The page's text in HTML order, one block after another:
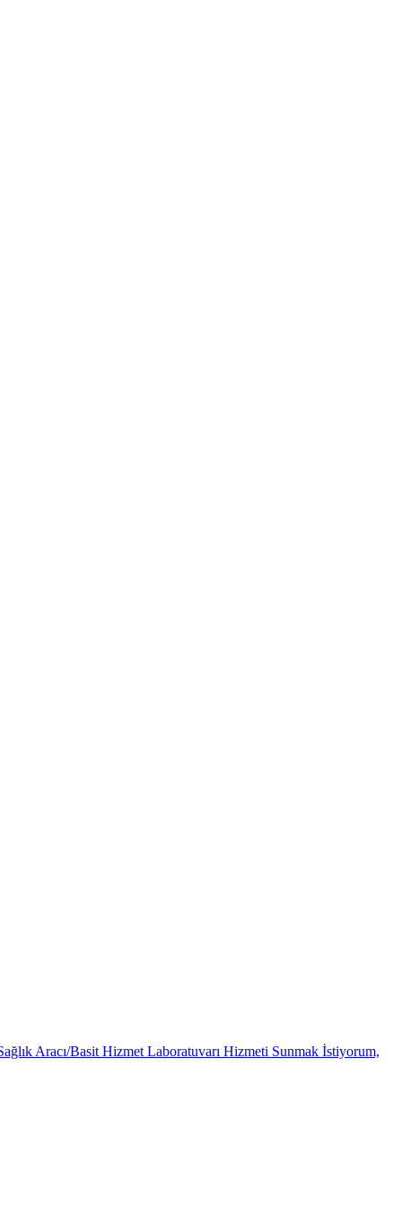
Aracı/Basit Hizmet Laboratuvarı Hizmeti Sunmak İstiyorum,